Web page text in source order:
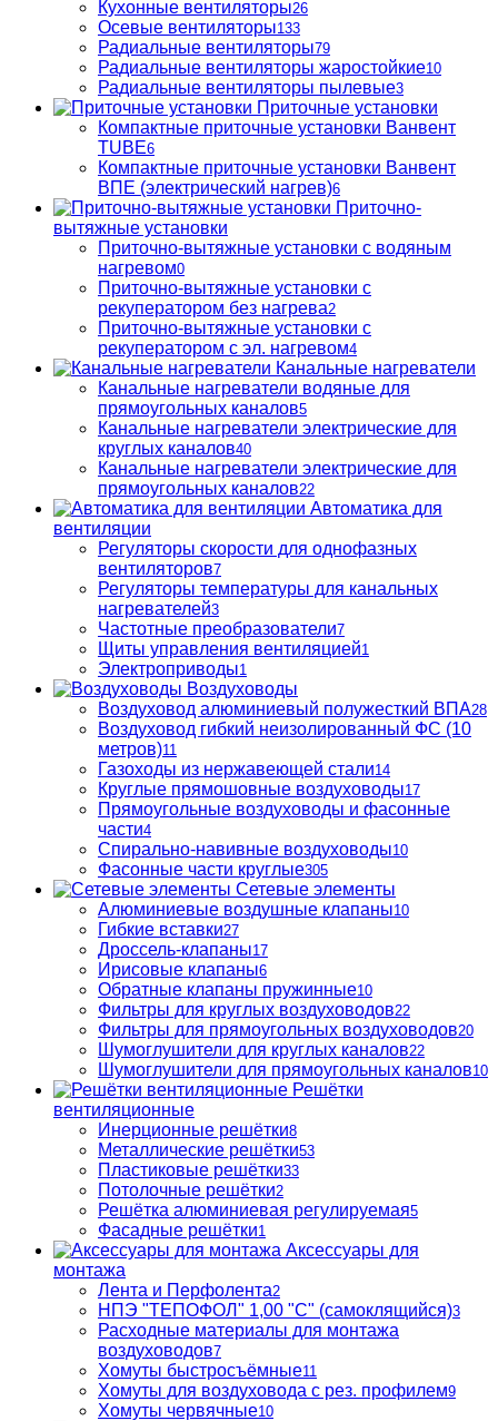
Кухонные вентиляторы26
Осевые вентиляторы133
Радиальные вентиляторы79
Радиальные вентиляторы жаростойкие10
Радиальные вентиляторы пылевые3
Приточные установки
Компактные приточные установки Ванвент
TUBE6
Компактные приточные установки Ванвент
ВПЕ (электрический нагрев)6
Приточно-
вытяжные установки
Приточно-вытяжные установки с водяным
нагревом0
Приточно-вытяжные установки с
рекуператором без нагрева2
Приточно-вытяжные установки с
рекуператором с эл. нагревом4
Канальные нагреватели
Канальные нагреватели водяные для
прямоугольных каналов5
Канальные нагреватели электрические для
круглых каналов40
Канальные нагреватели электрические для
прямоугольных каналов22
Автоматика для
вентиляции
Регуляторы скорости для однофазных
вентиляторов7
Регуляторы температуры для канальных
нагревателей3
Частотные преобразователи7
Щиты управления вентиляцией1
Электроприводы1
Воздуховоды
Воздуховод алюминиевый полужесткий ВПА28
Воздуховод гибкий неизолированный ФС (10
метров)11
Газоходы из нержавеющей стали14
Круглые прямошовные воздуховоды17
Прямоугольные воздуховоды и фасонные
части4
Спирально-навивные воздуховоды10
Фасонные части круглые305
Сетевые элементы
Алюминиевые воздушные клапаны10
Гибкие вставки27
Дроссель-клапаны17
Ирисовые клапаны6
Обратные клапаны пружинные10
Фильтры для круглых воздуховодов22
Фильтры для прямоугольных воздуховодов20
Шумоглушители для круглых каналов22
Шумоглушители для прямоугольных каналов10
Решётки
вентиляционные
Инерционные решётки8
Металлические решётки53
Пластиковые решётки33
Потолочные решётки2
Решётка алюминиевая регулируемая5
Фасадные решётки1
Аксессуары для
монтажа
Лента и Перфолента2
НПЭ "ТЕПОФОЛ" 1,00 "С" (самоклящийся)3
Расходные материалы для монтажа
воздуховодов7
Хомуты быстросъёмные11
Хомуты для воздуховода с рез. профилем9
Хомуты червячные10